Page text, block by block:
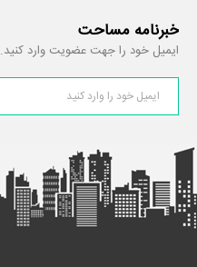
خبرنامه مساحت
ایمیل خود را جهت عضویت وارد کنید.